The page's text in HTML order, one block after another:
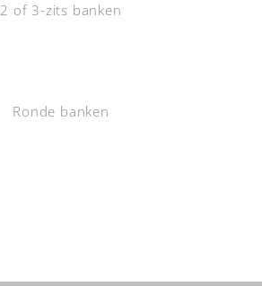
2 of 3-zits banken
Ronde banken